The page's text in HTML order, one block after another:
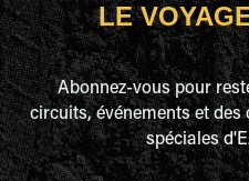
LE
Abonnez-vous pour
circuits, événements et
spéciales